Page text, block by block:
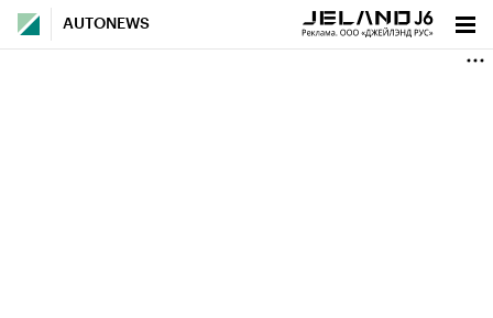
AUTONEWS